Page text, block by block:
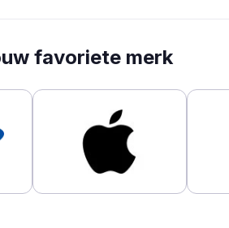
favoriete merk